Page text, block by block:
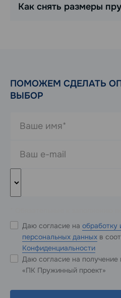
Как снять размеры
ПОМОЖЕМ СДЕЛАТЬ
ВЫБОР
Даю согласие на обработку
персональных данных в
Конфиденциальности
Даю согласие на
«ПК Пружинный проект»